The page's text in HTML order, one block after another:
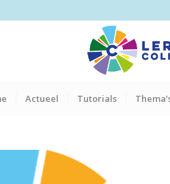
Actueel Tutorials